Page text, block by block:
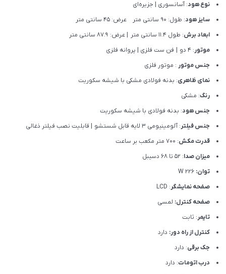
نوع هود: آسانسوری | جزیره‌ای
سایز هود: طول: 90 سانتی متر عرض: 45 سانتی متر
ابعاد برش: طول ۱۱.۴ سانتی متر | عرض: ۸۷.۹ سانتی متر
موتور: ۴ دو | فن ست فلزی | پروانه فلزی
جنس موتور : موتور فلزی
نمای ظاهری: بدنه فولادی مشکی با شیشه سکوریت
رنگ: مشکی
جنس هود: بدنه فولادی با شیشه سکوریت
جنس فیلتر: آلومینیومی 3 لایه قابل شستشو | قابلیت نصب فیلتر ذغالی
قدرت مکش: 700 متر مکعب بر ساعت
میزان صدا: 52 تا 68 دسیبل
توان:
صفحه نمایشگر: LCD
صفحه کنترل: لمسی
تایمر: ثابت
کنترل از راه دور: دارد
جک برقی: دارد
درب اتومات: دارد